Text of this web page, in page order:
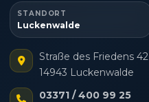
STANDORT
Luckenwalde
Straße des Friedens 42
14943 Luckenwalde
03371 / 400 99 25